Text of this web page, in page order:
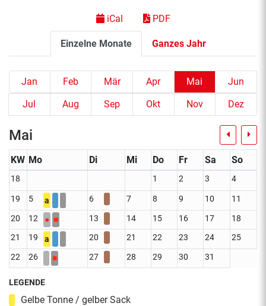
Einzelne Monate Ganzes Jahr
iCal PDF
Jan Feb Mär Apr Mai
Jun
Jul
Aug Sep Okt Nov Dez
Mai
KW Mo Di Mi Do Fr Sa So
18 1 2 3 4
19 5 a 6 7 8 9 10 11
20 12 ● ■ 13 14 15 16 17
18
21
19 a 20 21 22 23 24 25
22 26 ■ 27 28 29 30 31
LEGENDE
Gelbe Tonne / gelber Sack